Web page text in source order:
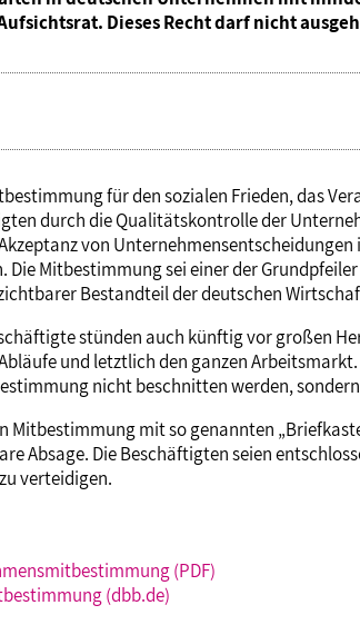
Dieses Recht darf nicht
für den sozialen Frieden, das
durch die Qualitätskontrolle der
von
Die Mitbestimmung sei einer der
Bestandteil der deutschen
stünden auch künftig vor großen
und letztlich den ganzen
nicht beschnitten werden,
Mitbestimmung mit so genannten
Absage. Die Beschäftigten seien
verteidigen.
(PDF)
(dbb.de)